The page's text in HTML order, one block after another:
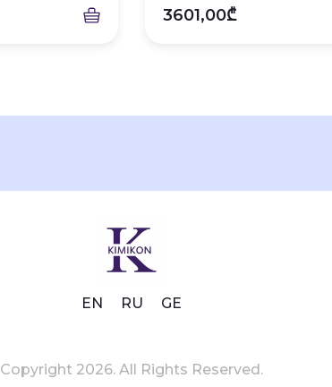
3601,00₾
EN RU GE
Copyright 2026. All Rights Reserved.